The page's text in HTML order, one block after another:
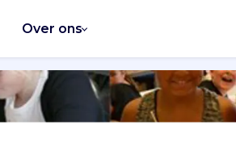
Over ons